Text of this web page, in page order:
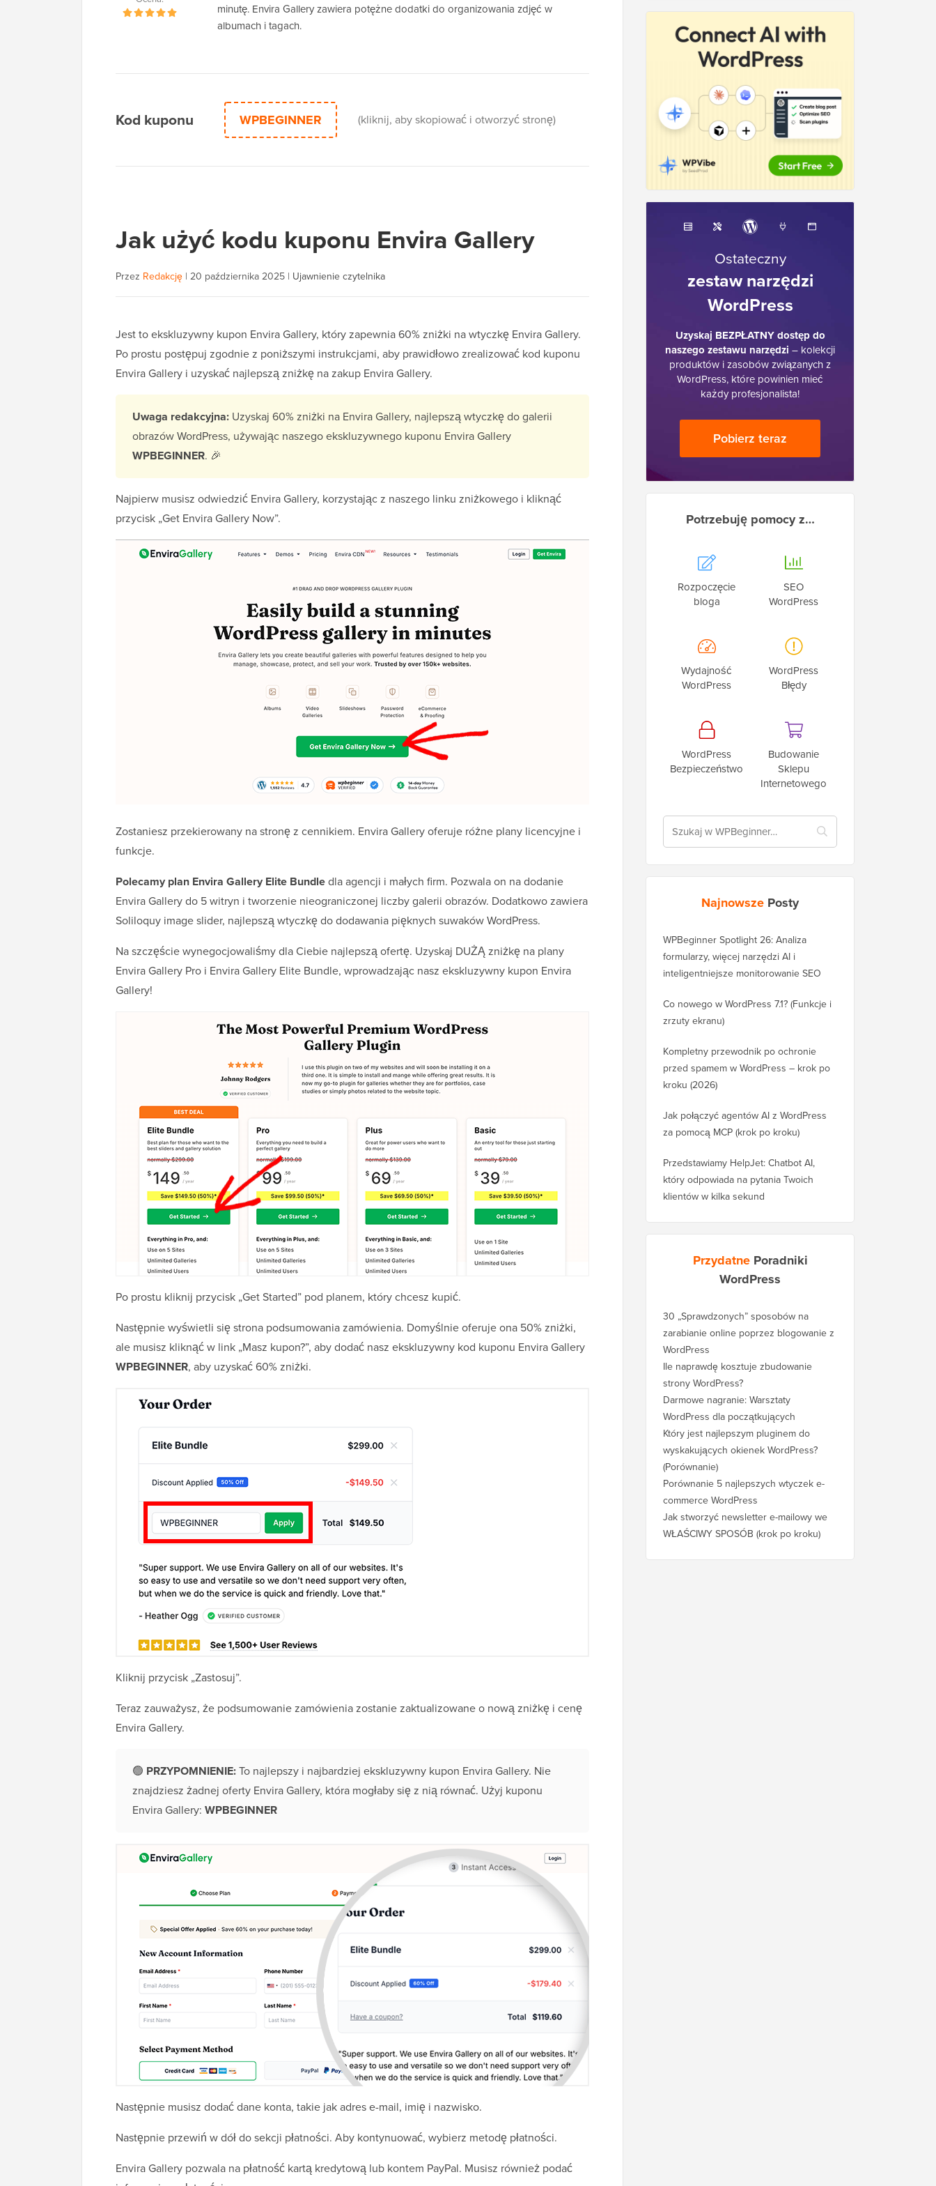
minutę. Envira Gallery zawiera potężne dodatki do organizowania zdjęć w
albumach i tagach.
Kod kuponu WPBEGINNER (kliknij, aby skopiować i otworzyć stronę)
Jak użyć kodu kuponu Envira Gallery
Przez Redakcję | 20 października 2025 | Ujawnienie czytelnika
Jest to ekskluzywny kupon Envira Gallery, który zapewnia 60% zniżki na wtyczkę Envira Gallery.
Po prostu postępuj zgodnie z poniższymi instrukcjami, aby prawidłowo zrealizować kod kuponu
Envira Gallery i uzyskać najlepszą zniżkę na zakup Envira Gallery.
Uwaga redakcyjna: Uzyskaj 60% zniżki na Envira Gallery, najlepszą wtyczkę do galerii
obrazów WordPress, używając naszego ekskluzywnego kuponu Envira Gallery
WPBEGINNER. 🎉
Najpierw musisz odwiedzić Envira Gallery, korzystając z naszego linku zniżkowego i kliknąć
przycisk „Get Envira Gallery Now”.
Zostaniesz przekierowany na stronę z cennikiem. Envira Gallery oferuje różne plany licencyjne i
funkcje.
Polecamy plan Envira Gallery Elite Bundledla agencji i małych firm. Pozwala on na dodanie
Envira Gallery do 5 witryn i tworzenie nieograniczonej liczby galerii obrazów. Dodatkowo zawiera
Soliloquy image slider, najlepszą wtyczkę do dodawania pięknych suwaków WordPress.
Na szczęście wynegocjowaliśmy dla Ciebie najlepszą ofertę. Uzyskaj DUŻĄ zniżkę na plany
Envira Gallery Pro i Envira Gallery Elite Bundle, wprowadzając nasz ekskluzywny kupon Envira
Gallery!
Po prostu kliknij przycisk „Get Started” pod planem, który chcesz kupić.
Następnie wyświetli się strona podsumowania zamówienia. Domyślnie oferuje ona 50% zniżki,
ale musisz kliknąć w link „Masz kupon?”, aby dodać nasz ekskluzywny kod kuponu Envira Gallery
WPBEGINNER, aby uzyskać 60% zniżki.
Kliknij przycisk „Zastosuj”.
Teraz zauważysz, że podsumowanie zamówienia zostanie zaktualizowane o nową zniżkę i cenę
Envira Gallery.
🟢 PRZYPOMNIENIE:To najlepszy i najbardziej ekskluzywny kupon Envira Gallery. Nie
znajdziesz żadnej oferty Envira Gallery, która mogłaby się z nią równać. Użyj kuponu
Envira Gallery: WPBEGINNER
Następnie musisz dodać dane konta, takie jak adres e-mail, imię i nazwisko.
Następnie przewiń w dół do sekcji płatności. Aby kontynuować, wybierz metodę płatności.
Envira Gallery pozwala na płatność kartą kredytową lub kontem PayPal. Musisz również podać
Ostateczny
zestaw narzędzi
WordPress
Uzyskaj BEZPŁATNY dostęp do
naszego zestawu narzędzi – kolekcji
produktów i zasobów związanych z
WordPress, które powinien mieć
każdy profesjonalista!
Pobierz teraz
Potrzebuję pomocy z…
Rozpoczęcie
bloga
SEO
WordPress
Wydajność
WordPress
WordPress
Błędy
WordPress
Bezpieczeństwo
Budowanie
Sklepu
Internetowego
Najnowsze Posty
WPBeginner Spotlight 26: Analiza
formularzy, więcej narzędzi AI i
inteligentniejsze monitorowanie SEO
Co nowego w WordPress 7.1? (Funkcje i
zrzuty ekranu)
Kompletny przewodnik po ochronie
przed spamem w WordPress – krok po
kroku (2026)
Jak połączyć agentów AI z WordPress
za pomocą MCP (krok po kroku)
Przedstawiamy HelpJet: Chatbot AI,
który odpowiada na pytania Twoich
klientów w kilka sekund
Przydatne Poradniki
WordPress
30 „Sprawdzonych” sposobów na
zarabianie online poprzez blogowanie z
WordPress
Ile naprawdę kosztuje zbudowanie
strony WordPress?
Darmowe nagranie: Warsztaty
WordPress dla początkujących
Który jest najlepszym pluginem do
wyskakujących okienek WordPress?
(Porównanie)
Porównanie 5 najlepszych wtyczek e-
commerce WordPress
Jak stworzyć newsletter e-mailowy we
WŁAŚCIWY SPOSÓB (krok po kroku)